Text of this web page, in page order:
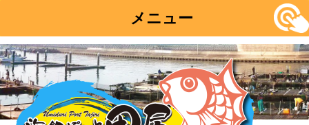
メニュー
コ
ン
テ
ン
ツ